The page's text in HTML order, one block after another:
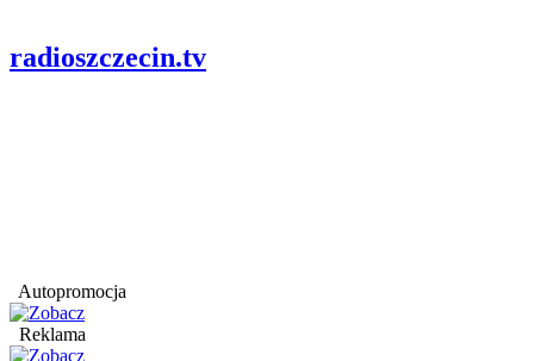
radioszczecin.tv
Autopromocja
Reklama